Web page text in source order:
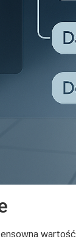
wartość